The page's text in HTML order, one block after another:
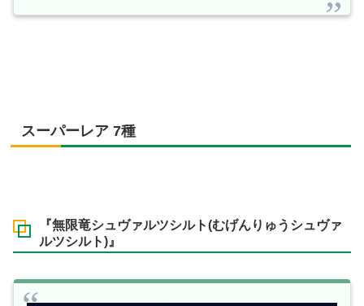
スーパーレア 7種
『無限竜シュヴァルツシルト(むげんりゅうシュヴァ
ルツシルト)』